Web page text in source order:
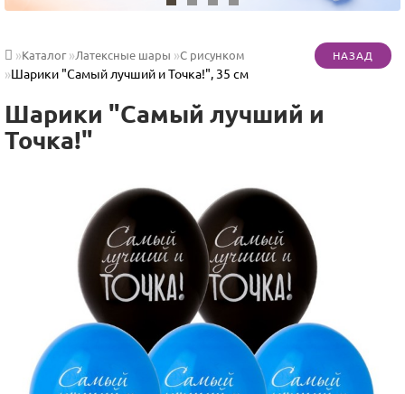
Каталог Латексные шары С рисунком
Шарики "Самый лучший и Точка!", 35 см
Шарики "Самый лучший и
Точка!"